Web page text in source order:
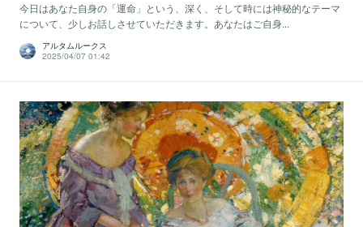
今日はあなた自身の「運命」という、深く、そして時には神秘的なテーマ
について、少しお話しさせていただきます。あなたはご自身...
アルタムルークス
2025/04/07 01:42